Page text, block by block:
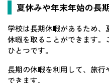
夏休みや年末年始の長
学校は長期休暇があるため
休暇を取ることができます
ひとつです。
長期の休暇を利用して、旅
できます。